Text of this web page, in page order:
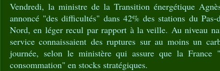
Vendredi, la ministre de la Transition énergétique
annoncé "des difficultés" dans 42% des stations du
Nord, en léger recul par rapport à la veille. Au niveau
service connaissaient des ruptures sur au moins un
journée, selon le ministère qui assure que la France
consommation" en stocks stratégiques.